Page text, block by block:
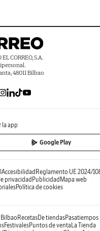
CORREO, S.A.
48011 Bilbao
la app
Google Play
AccesibilidadReglamento UE 2024/
privacidadPublicidadMapa web
Política de cookies
RecetasDe tiendasPasatiempos
FestivalesPuntos de ventaLa Tienda